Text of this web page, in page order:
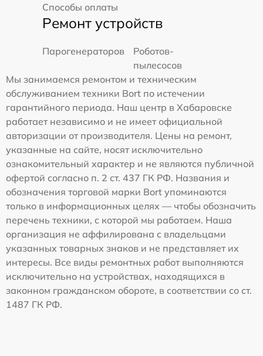
Способы оплаты
Ремонт устройств
Парогенераторов
Роботов-
пылесосов
Мы занимаемся ремонтом и техническим
обслуживанием техники Bort по истечении
гарантийного периода. Наш центр в Хабаровске
работает независимо и не имеет официальной
авторизации от производителя. Цены на ремонт,
указанные на сайте, носят исключительно
ознакомительный характер и не являются публичной
офертой согласно п. 2 ст. 437 ГК РФ. Названия и
обозначения торговой марки Bort упоминаются
только в информационных целях — чтобы обозначить
перечень техники, с которой мы работаем. Наша
организация не аффилирована с владельцами
указанных товарных знаков и не представляет их
интересы. Все виды ремонтных работ выполняются
исключительно на устройствах, находящихся в
законном гражданском обороте, в соответствии со ст.
1487 ГК РФ.